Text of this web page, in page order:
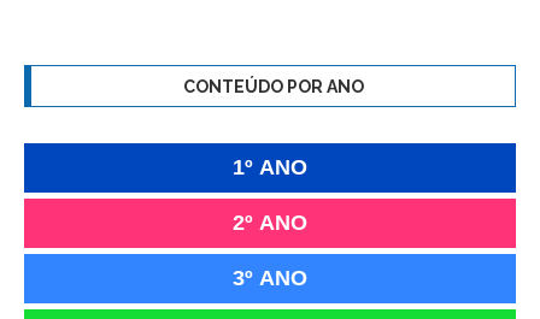
CONTEÚDO POR ANO
1º ANO
2º ANO
3º ANO